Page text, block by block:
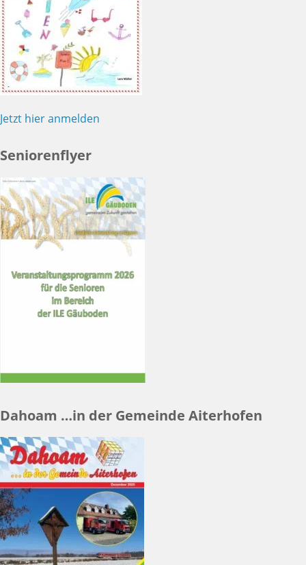
Jetzt hier anmelden
Seniorenflyer
Dahoam …in der Gemeinde Aiterhofen